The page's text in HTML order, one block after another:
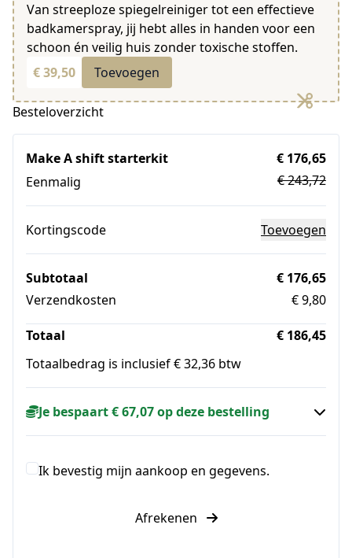
Van streeploze spiegelreiniger tot een effectieve
badkamerspray, jij hebt alles in handen voor een
schoon én veilig huis zonder toxische stoffen.
€ 39,50
Toevoegen
Besteloverzicht
Make A shift starterkit
Eenmalig
€ 176,65
€ 243,72
Kortingscode Toevoegen
Subtotaal
€ 176,65
Verzendkosten
€ 9,80
Totaal
€ 186,45
Totaalbedrag is inclusief € 32,36 btw
Je bespaart € 67,07 op deze bestelling
Ik bevestig mijn aankoop en gegevens.
Afrekenen